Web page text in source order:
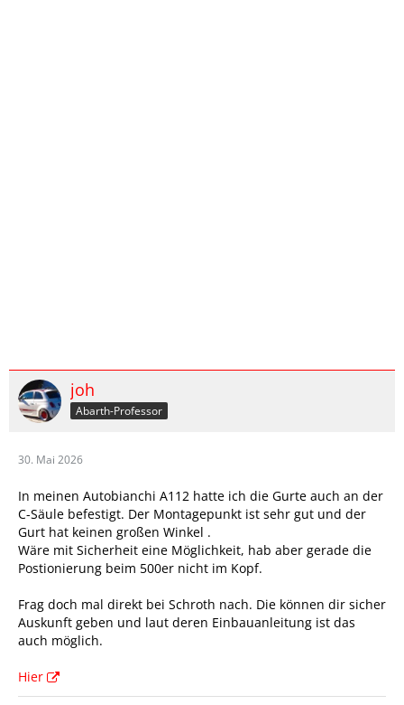
joh
Abarth-Professor
30. Mai 2026
In meinen Autobianchi A112 hatte ich die Gurte auch an der
C-Säule befestigt. Der Montagepunkt ist sehr gut und der
Gurt hat keinen großen Winkel .
Wäre mit Sicherheit eine Möglichkeit, hab aber gerade die
Postionierung beim 500er nicht im Kopf.
Frag doch mal direkt bei Schroth nach. Die können dir sicher
Auskunft geben und laut deren Einbauanleitung ist das
auch möglich.
Hier